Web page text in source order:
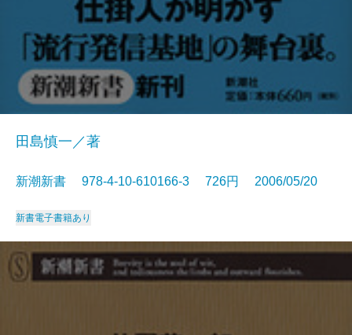
田島慎一／著
新潮新書 978-4-10-610166-3 726円 2006/05/20
新書電子書籍あり